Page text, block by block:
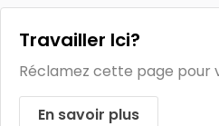
Travailler Ici?
Réclamez cette page pour
En savoir plus